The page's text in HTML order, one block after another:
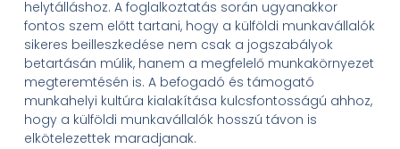
helytálláshoz. A foglalkoztatás során ugyanakkor
fontos szem előtt tartani, hogy a külföldi munkavállalók
sikeres beilleszkedése nem csak a jogszabályok
betartásán múlik, hanem a megfelelő munkakörnyezet
megteremtésén is. A befogadó és támogató
munkahelyi kultúra kialakítása kulcsfontosságú ahhoz,
hogy a külföldi munkavállalók hosszú távon is
elkötelezettek maradjanak.